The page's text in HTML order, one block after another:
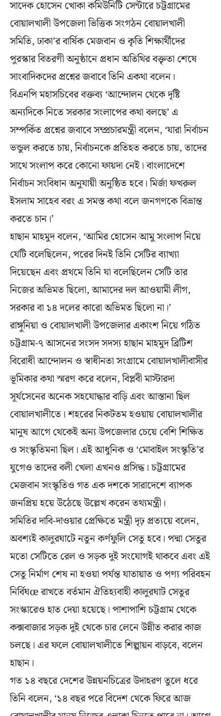
সাদেক হোসেন খোকা কমিউনিটি সেন্টারে চট্টগ্রামের
বোয়ালখালী উপজেলা ভিত্তিক সংগঠন বোয়ালখালী
সমিতি, ঢাকা’র বার্ষিক মেজবান ও কৃতি শিক্ষার্থীদের
পুরস্কার বিতরণী অনুষ্ঠানে প্রধান অতিথির বক্তৃতা শেষে
সাংবাদিকদের প্রশ্নের জবাবে তিনি একথা বলেন।
বিএনপি মহাসচিবের বক্তব্য ‘আন্দোলন থেকে দৃষ্টি
অন্যদিকে নিতে সরকার সংলাপের কথা বলছে’ এ
সম্পর্কিত প্রশ্নের জবাবে সম্প্রচারমন্ত্রী বলেন, ‘যারা নির্বাচন
ভন্ডুল করতে চায়, নির্বাচনকে প্রতিহত করতে চায়, তাদের
সাথে সংলাপ করে কোনো ফায়দা নেই। বাংলাদেশে
নির্বাচন সংবিধান অনুযায়ী অনুষ্ঠিত হবে। মির্জা ফখরুল
ইসলাম সাহেব বরং এ সমস্ত কথা বলে জনগণকে বিভ্রান্ত
করতে চান।’
হাছান মাহমুদ বলেন, ‘আমির হোসেন আমু সংলাপ নিয়ে
যেটি বলেছিলেন, পরের দিনই তিনি সেটির ব্যাখ্যা
দিয়েছেন এবং প্রথমে তিনি যা বলেছিলেন সেটি তার
নিজের অভিমত ছিলো, আমাদের দল আওয়ামী লীগ,
সরকার বা ১৪ দলের কারো অভিমত ছিলো না।’
রাঙ্গুনিয়া ও বোয়ালখালী উপজেলার একাংশ নিয়ে গঠিত
চট্টগ্রাম-৭ আসনের সংসদ সদস্য হাছান মাহমুদ ব্রিটিশ
বিরোধী আন্দোলন ও স্বাধীনতা সংগ্রামে বোয়ালখালীবাসীর
ভূমিকার কথা স্মরণ করে বলেন, বিপ্লবী মাস্টারদা
সূর্যসেনের অনেক সহযোদ্ধার বাড়ি এবং আস্তানা ছিল
বোয়ালখালীতে। শহরের নিকটতম হওয়ায় বোয়ালখালীর
মানুষ আগে থেকেই অন্য উপজেলার চেয়ে বেশি শিক্ষিত
ও সংস্কৃতিমনা ছিল। এই আধুনিক ও ‘মোবাইল সংস্কৃতি’র
যুগেও তাদের বলী খেলা এখনও প্রসিদ্ধ। চট্টগ্রামের
মেজবান সংস্কৃতিও গত এক দশকে সারাদেশে ব্যাপক
জনপ্রিয় হয়ে উঠেছে উল্লেখ করেন তথ্যমন্ত্রী।
সমিতির দাবি-দাওয়ার প্রেক্ষিতে মন্ত্রী দৃঢ় প্রত্যয়ে বলেন,
অবশ্যই কালুরঘাটে নতুন কর্ণফুলি সেতু হবে। পদ্মা সেতুর
মতো সেটিতে রেল ও সড়ক দুই সংযোগই থাকবে এবং এই
সেতু নির্মাণ শেষ না হওয়া পর্যন্ত যাতায়াত ও পণ্য পরিবহন
নির্বিঘœ রাখতে বর্তমান ঐতিহ্যবাহী কালুরঘাট সেতুর
সংস্কারেও হাত দেয়া হয়েছে। পাশাপাশি চট্টগ্রাম থেকে
কক্সবাজার সড়ক দুই থেকে চার লেনে উন্নীত করার কাজ
চলছে। এর ফলে বোয়ালখালীতে শিল্পায়ন বাড়বে, বলেন
হাছান।
গত ১৪ বছরে দেশের উন্নয়নচিত্রের উদাহরণ তুলে ধরে
তিনি বলেন, ‘১৪ বছর পরে বিদেশ থেকে ফিরে আজ